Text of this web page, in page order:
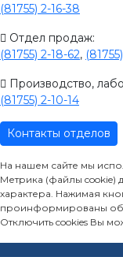
(81755) 2-16-38
Отдел продаж:
(81755) 2-18-62,
Производство,
(81755) 2-10-14
Контакты отделов
На нашем сайте мы
Метрика (файлы cookie)
характера. Нажимая
проинформированы об
Отключить cookies Вы